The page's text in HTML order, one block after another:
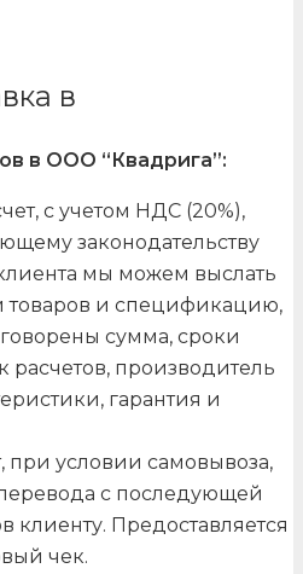
в
в ООО “Квадрига”:
с учетом НДС (20%),
законодательству
мы можем выслать
товаров и спецификацию,
сумма, сроки
расчетов, производитель
гарантия и
при условии самовывоза,
с последующей
клиенту. Предоставляется
чек.